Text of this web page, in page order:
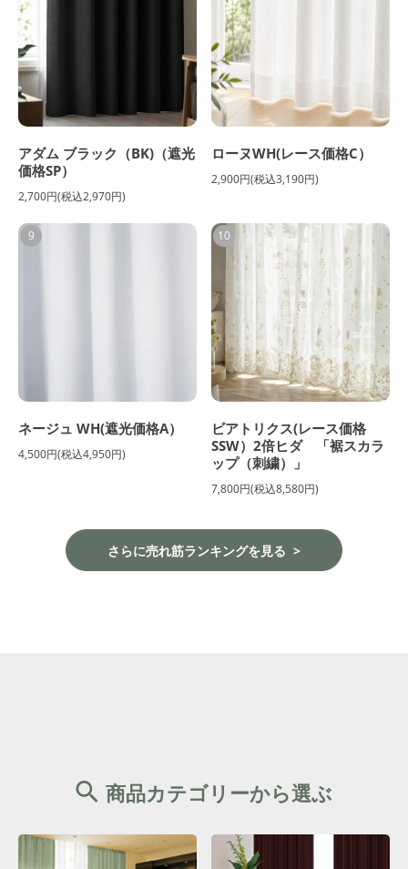
アダム ブラック（BK)（遮光
価格SP）
2,700円(税込2,970円)
ローヌWH(レース価格C）
2,900円(税込3,190円)
9
ネージュ WH(遮光価格A）
4,500円(税込4,950円)
10
ビアトリクス(レース価格
SSW）2倍ヒダ 「裾スカラ
ップ（刺繍）」
7,800円(税込8,580円)
さらに売れ筋ランキングを見る
商品カテゴリーから選ぶ